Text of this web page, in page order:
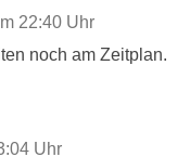
22:40 Uhr
noch am Zeitplan.
Uhr